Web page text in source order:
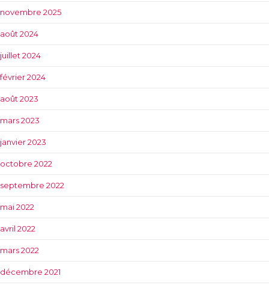
novembre 2025
août 2024
juillet 2024
février 2024
août 2023
mars 2023
janvier 2023
octobre 2022
septembre 2022
mai 2022
avril 2022
mars 2022
décembre 2021